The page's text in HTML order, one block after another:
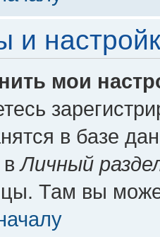
и
мои
в базе
вЛичный
Там вы